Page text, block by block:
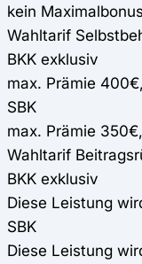
kein
Wahltarif
BKK exklusiv
max. Prämie
SBK
max. Prämie
Wahltarif
BKK exklusiv
Diese Leistung
SBK
Diese Leistung